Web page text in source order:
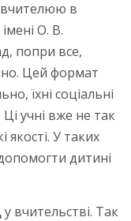
вчителюю в
О. В.
попри все,
Цей формат
їхні соціальні
учні вже не так
якості. У таких
дитині
у вчительстві. Так